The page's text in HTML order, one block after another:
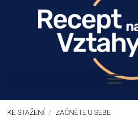
KE STAŽENÍ / ZAČNĚTE U SEBE